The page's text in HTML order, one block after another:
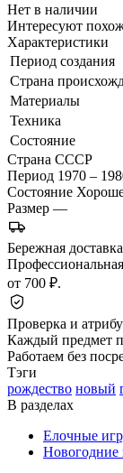
Нет в наличии
Интересуют
Характеристики
Период создания
Страна
Материалы
Техника
Состояние
Страна СССР
Период 1970 –
Состояние
Размер —
Бережная доставка
от 700 ₽.
Проверка и
Каждый предмет
Работаем без
Тэги
рождество новый
В разделах
Елочные
Новогодние